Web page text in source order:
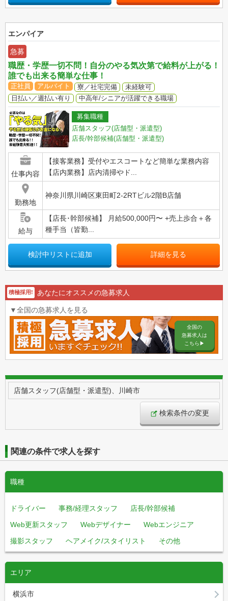
エンパイア
急募
職歴・学歴一切不問！自分のやる気次第で給料が上がる！
誰でも出来る簡単な仕事！
正社員 アルバイト 寮／社宅完備
未経験可
日払い／週払い有り
中高年/シニアが活躍できる職場
募集職種
店舗スタッフ(店舗型・派遣型)
店長/幹部候補(店舗型・派遣型)
仕事内容
【接客業務】受付やエスコートなど簡単な業務内容
【店内業務】店内清掃やド...
勤務地
神奈川県川崎区東田町2-2RTビル2階B店舗
給与
【店長･幹部候補】 月給500,000円〜 +売上歩合＋各
種手当（皆勤...
検討中リストに追加 詳細を見る
積極採用! あなたにオススメの急募求人
▼全国の急募求人を見る
全国の
急募求人は
こちら▶︎
店舗スタッフ(店舗型・派遣型)、川崎市
検索条件の変更
関連の条件で求人を探す
職種
ドライバー 事務/経理スタッフ
店長/幹部候補
Web更新スタッフ
Webデザイナー
Webエンジニア
撮影スタッフ
ヘアメイク/スタイリスト その他
エリア
横浜市